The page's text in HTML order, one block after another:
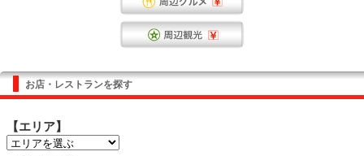
お店・レストランを探す
【エリア】